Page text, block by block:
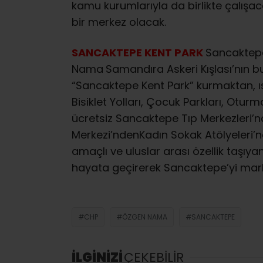
kamu kurumlarıyla da birlikte
bir merkez olacak.
SANCAKTEPE KENT PARK
Nama Samandıra Askeri
“Sancaktepe Kent Park” kurmaktan,
Bisiklet Yolları, Çocuk Parkları,
ücretsiz Sancaktepe Tıp
Merkezi’ndenKadın Sokak
amaçlı ve uluslar arası özellik
hayata geçirerek Sancaktepe’yi
CHP ÖZGEN NAMA SANCAKTEPE
İLGİNİZİÇEKEBİLİR